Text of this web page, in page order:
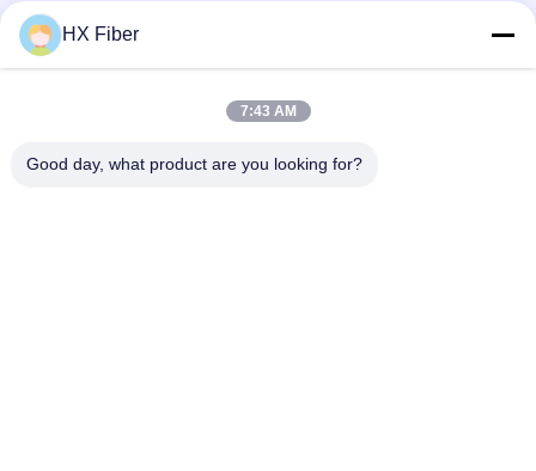
DIRECCIÓN
HX Fiber
7:43 AM
Good day, what product are you looking for?